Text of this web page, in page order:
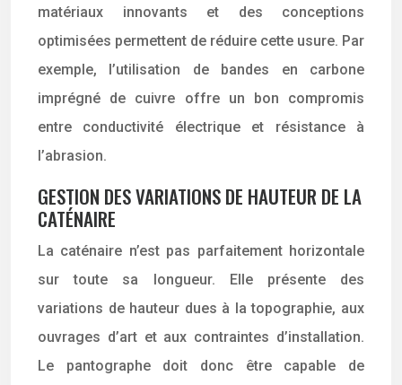
matériaux innovants et des conceptions
optimisées permettent de réduire cette usure. Par
exemple, l’utilisation de bandes en carbone
imprégné de cuivre offre un bon compromis
entre conductivité électrique et résistance à
l’abrasion.
GESTION DES VARIATIONS DE HAUTEUR DE LA
CATÉNAIRE
La caténaire n’est pas parfaitement horizontale
sur toute sa longueur. Elle présente des
variations de hauteur dues à la topographie, aux
ouvrages d’art et aux contraintes d’installation.
Le pantographe doit donc être capable de